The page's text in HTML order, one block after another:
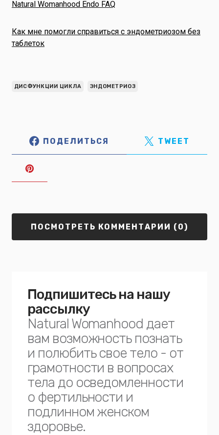
Natural Womanhood Endo FAQ
Как мне помогли справиться с эндометриозом без
таблеток
ДИСФУНКЦИИ ЦИКЛА ЭНДОМЕТРИОЗ
ПОДЕЛИТЬСЯ TWEET
ПОСМОТРЕТЬ КОММЕНТАРИИ (0)
Подпишитесь на нашу
рассылку
Natural Womanhood дает
вам возможность познать
и полюбить свое тело - от
грамотности в вопросах
тела до осведомленности
о фертильности и
подлинном женском
здоровье.